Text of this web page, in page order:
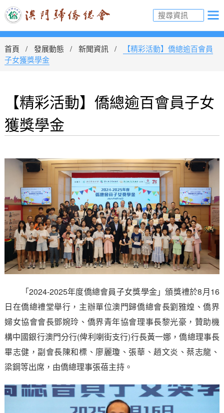
首頁 發展動態 新聞資訊
【精彩活動】僑總逾百會員
子女獲獎學金
【精彩活動】僑總逾百會員子女
獲獎學金
「2024-2025年度僑總會員子女獎學金」頒獎禮於8月16
日在僑總禮堂舉行，主辦單位澳門歸僑總會長劉雅煌、僑界
婦女協會會長鄧婉玲、僑界青年協會理事長黎光豪，贊助機
構中國銀行澳門分行(俾利喇街支行)行長黃一娜，僑總理事長
畢志健，副會長陳和標、廖麗瓊、張華、趙文炎、蔡志龍、
梁鋼等出席，由僑總理事張蓓主持。